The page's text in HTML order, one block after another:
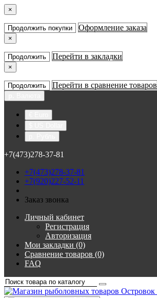
×
Продолжить покупки Оформление заказа
×
Продолжить Перейти в закладки
×
Продолжить Перейти в сравнение товаров
+7(473)278-37-81
+7(473)278-37-81
+7(920)227-52-11
Заказ звонка
Личный кабинет
Регистрация
Авторизация
Мои закладки (0)
Сравнение товаров (0)
FAQ